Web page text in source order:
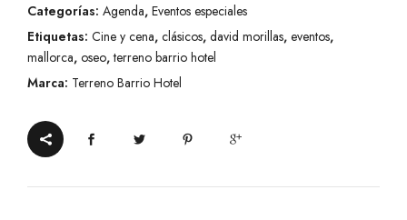
-
El
silencio
de
los
corderos
Pau
Categorías: Agenda, Eventos especiales
Etiquetas: Cine y cena, clásicos, david morillas, eventos,
mallorca, oseo,terreno barrio hotel
Marca: Terreno Barrio Hotel